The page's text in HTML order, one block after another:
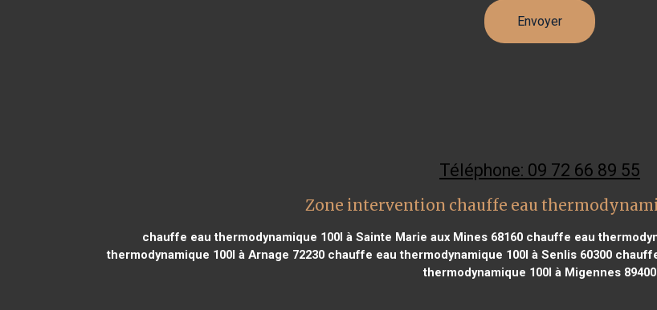
Téléphone: 09 72 66 89 55
Zone intervention chauffe eau
chauffe eau thermodynamique 100l à Sainte Marie aux Mines 68160chauffe eau
thermodynamique 100l à Arnage 72230 chauffe eau thermodynamique 100l à Senlis 60300
thermodynamique 100l à Migennes 89400